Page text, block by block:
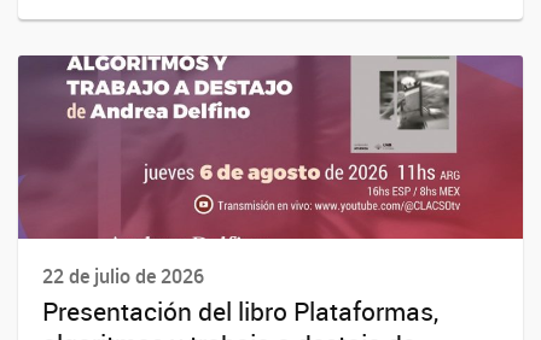
22 de julio de 2026
Presentación del libro Plataformas,